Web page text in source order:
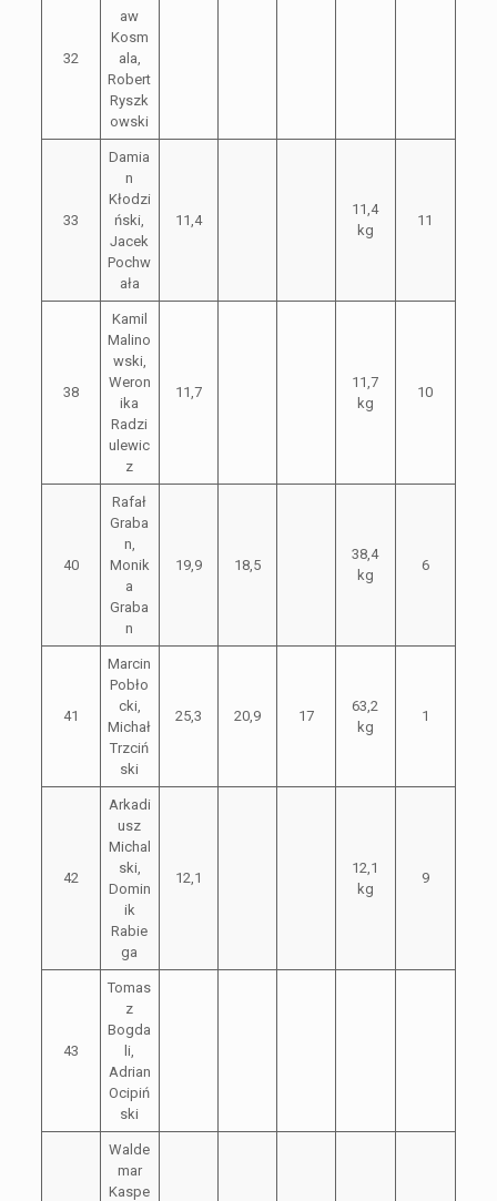
32
aw
Kosm
ala,
Robert
Ryszk
owski
33
Damia
n
Kłodzi
ński,
Jacek
Pochw
ała
11,4
11,4
kg
11
38
Kamil
Malino
wski,
Weron
ika
Radzi
ulewic
z
11,7
11,7
kg
10
40
Rafał
Graba
n,
Monik
a
Graba
n
19,9 18,5
38,4
kg
6
41
Marcin
Pobło
cki,
Michał
Trzciń
ski
25,3 20,9 17
63,2
kg
1
42
Arkadi
usz
Michal
ski,
Domin
ik
Rabie
ga
12,1
12,1
kg
9
43
Tomas
z
Bogda
li,
Adrian
Ocipiń
ski
Walde
mar
Kaspe